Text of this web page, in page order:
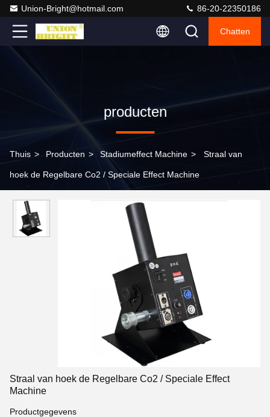
Union-Bright@hotmail.com 86-20-22350186
Chatten
producten
Thuis > Producten > Stadiumeffect Machine > Straal van
hoek de Regelbare Co2 / Speciale Effect Machine
Straal van hoek de Regelbare Co2 / Speciale Effect
Machine
Productgegevens